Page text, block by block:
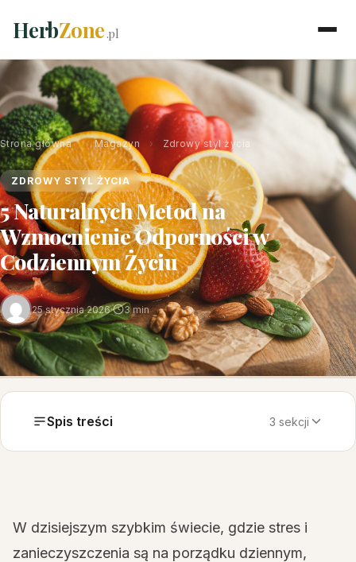
HerbZone.pl
Strona główna › Magazyn › Zdrowy styl życia
ZDROWY STYL ŻYCIA
5 Naturalnych Metod na
Wzmocnienie Odporności w
Codziennym Życiu
25 stycznia 2026· 3 min
Spis treści 3 sekcji
W dzisiejszym szybkim świecie, gdzie stres i
zanieczyszczenia są na porządku dziennym,